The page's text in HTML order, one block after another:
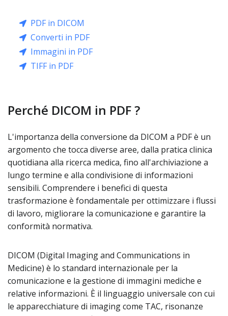
PDF in DICOM
Converti in PDF
Immagini in PDF
TIFF in PDF
Perché DICOM in PDF ?
L'importanza della conversione da DICOM a PDF è un
argomento che tocca diverse aree, dalla pratica clinica
quotidiana alla ricerca medica, fino all'archiviazione a
lungo termine e alla condivisione di informazioni
sensibili. Comprendere i benefici di questa
trasformazione è fondamentale per ottimizzare i flussi
di lavoro, migliorare la comunicazione e garantire la
conformità normativa.
DICOM (Digital Imaging and Communications in
Medicine) è lo standard internazionale per la
comunicazione e la gestione di immagini mediche e
relative informazioni. È il linguaggio universale con cui
le apparecchiature di imaging come TAC, risonanze